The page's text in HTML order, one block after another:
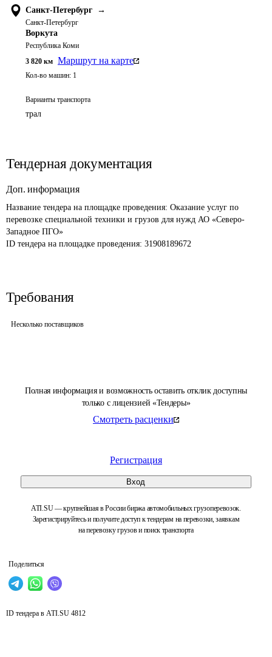
Полная информация и возможность оставить отклик доступны
только с лицензией «Тендеры»
Смотреть расценки
Регистрация
Вход
ATI.SU — крупнейшая в России биржа автомобильных грузоперевозок.
Зарегистрируйтесь и получите доступ к тендерам на перевозки, заявкам
на перевозку грузов и поиск транспорта
Поделиться
Санкт-Петербург →
Санкт-Петербург
Воркута
Республика Коми
3 820 км Маршрут на карте
Кол-во машин: 1
Варианты транспорта
трал
Тендерная документация
Доп. информация
Название тендера на площадке проведения: Оказание услуг по
перевозке специальной техники и грузов для нужд АО «Северо-
Западное ПГО»
ID тендера на площадке проведения: 31908189672
Требования
Несколько поставщиков
ID тендера в ATI.SU 4812